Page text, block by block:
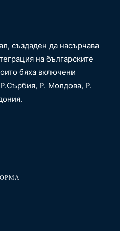
създаден да насърчава
на българските
бяха включени
Р. Молдова, Р.